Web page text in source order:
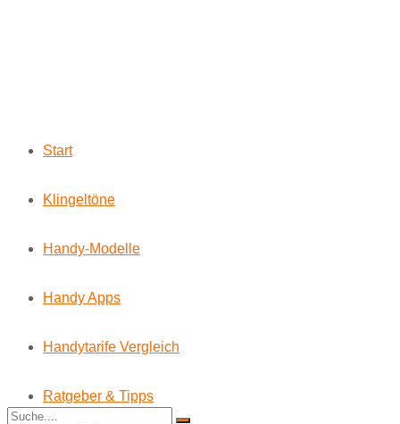
Start
Klingeltöne
Handy-Modelle
Handy Apps
Handytarife Vergleich
Ratgeber & Tipps
Start